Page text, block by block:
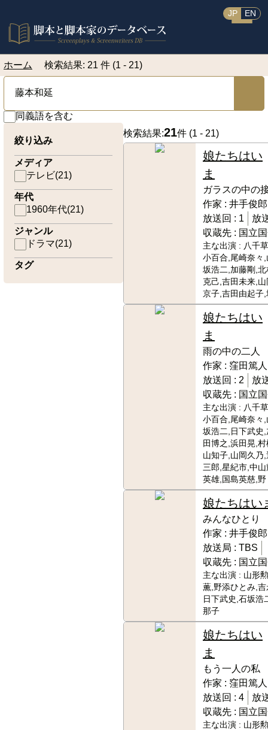
JP EN
ホーム 検索結果: 21 件 (1 - 21)
同義語を含む
絞り込み
メディア
テレビ(21)
年代
1960年代(21)
ジャンル
ドラマ(21)
タグ
検索結果:21件 (1 - 21)
娘たちはい
ま
ガラスの中の
作家 : 井手俊
放送回 : 1
放
収蔵先 : 国立
主な出演 : 八千
小百合,尾崎奈々
坂浩二,加藤剛,
克己,吉田未来,
京子,吉田由起子
娘たちはい
ま
雨の中の二人
作家 : 窪田篤
放送回 : 2
放
収蔵先 : 国立
主な出演 : 八千
小百合,尾崎奈々
坂浩二,日下武史
田博之,浜田晃,
山知子,山岡久乃
三郎,星紀市,中
英雄,国島英慈,野
娘たちはい
みんなひとり
作家 : 井手俊郎
放送局 : TBS
収蔵先 : 国立
主な出演 : 山形
薫,野添ひとみ,
日下武史,石坂浩
那子
娘たちはい
ま
もう一人の私
作家 : 窪田篤
放送回 : 4
放
収蔵先 : 国立
主な出演 : 山形